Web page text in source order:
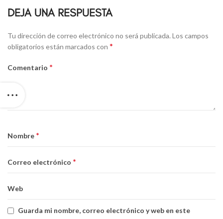
DEJA UNA RESPUESTA
Tu dirección de correo electrónico no será publicada. Los campos
obligatorios están marcados con *
Comentario *
Nombre *
Correo electrónico *
Web
Guarda mi nombre, correo electrónico y web en este
Alternative: